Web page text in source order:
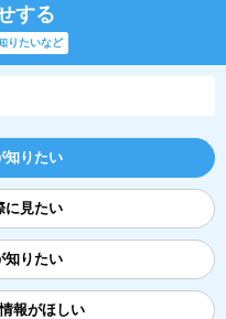
する
りたいなど
知りたい
に見たい
知りたい
報がほしい